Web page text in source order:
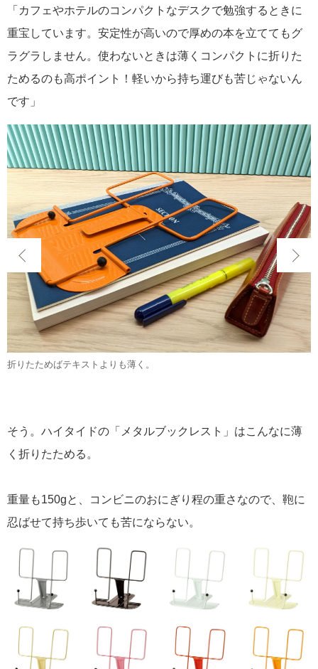
「カフェやホテルのコンパクトなデスクで勉強するときに
重宝しています。安定性が高いので厚めの本を立ててもグ
ラグラしません。使わないときは薄くコンパクトに折りた
ためるのも高ポイント！軽いから持ち運びも苦じゃないん
です」
折りたためばテキストよりも薄く。
そう。ハイタイドの「メタルブックレスト」はこんなに薄
く折りたためる。
重量も150gと、コンビニのおにぎり程の重さなので、鞄に
忍ばせて持ち歩いても苦にならない。